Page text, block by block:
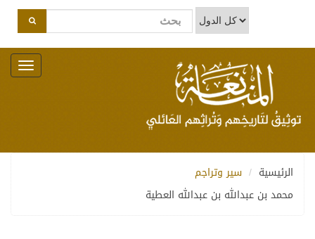
Toggle
navigation
الرئيسية
سير وتراجم
محمد بن عبدالله بن عبدالله العطية